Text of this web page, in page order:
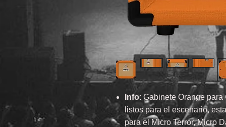
Info: Gabinete Orange
listos para el escenario,
para el Micro Terror, Micro